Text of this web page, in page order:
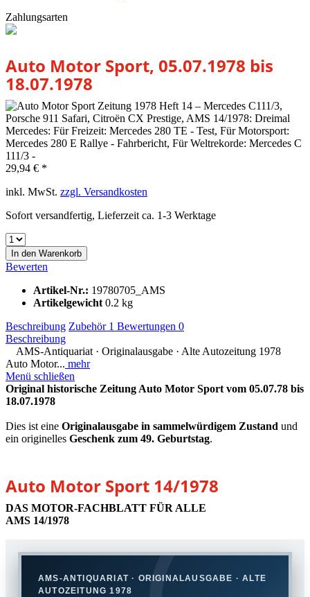
Zahlungsarten
Auto Motor Sport, 05.07.1978 bis
18.07.1978
29,94 € *
inkl. MwSt. zzgl. Versandkosten
Sofort versandfertig, Lieferzeit ca. 1-3 Werktage
In den Warenkorb
Bewerten
Artikel-Nr.: 19780705_AMS
Artikelgewicht 0.2 kg
Beschreibung Zubehör 1 Bewertungen 0
Beschreibung
AMS-Antiquariat · Originalausgabe · Alte Autozeitung 1978
Auto Motor... mehr
Menü schließen
Original historische Zeitung Auto Motor Sport vom 05.07.78 bis
18.07.1978
Dies ist eine Originalausgabe in sammelwürdigem Zustand und
ein originelles Geschenk zum 49. Geburtstag.
Auto Motor Sport 14/1978
DAS MOTOR-FACHBLATT FÜR ALLE
AMS 14/1978
AMS-ANTIQUARIAT · ORIGINALAUSGABE · ALTE
AUTOZEITUNG 1978